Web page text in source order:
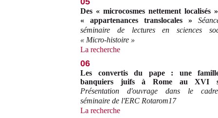
Des « microcosmes nettement localisés
« appartenances translocales »
séminaire de lectures en sciences
« Micro-histoire »
La recherche
06
Les convertis du pape : une
banquiers juifs à Rome au XVI
Présentation d'ouvrage dans le
séminaire de l'ERC Rotarom17
La recherche